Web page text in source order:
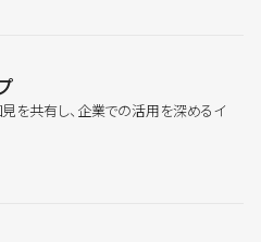
を共有し、企業での活用を深めるイ